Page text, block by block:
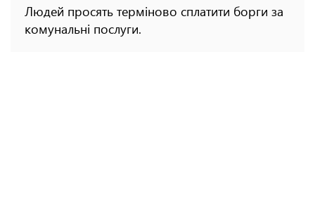
Людей просять терміново сплатити борги за
комунальні послуги.